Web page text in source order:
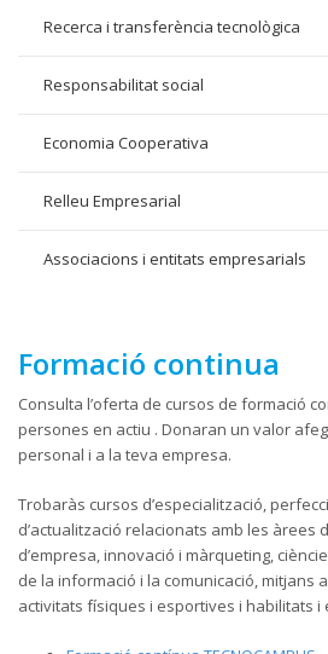
Recerca i transferència tecnològica
Responsabilitat social
Economia Cooperativa
Relleu Empresarial
Associacions i entitats empresarials
Formació continua
Consulta l’oferta de cursos de formació
persones en actiu . Donaran un valor
personal i a la teva empresa.
Trobaràs cursos d’especialització,
d’actualització relacionats amb les àrees
d’empresa, innovació i màrqueting,
de la informació i la comunicació, mitjans
activitats físiques i esportives i habilitats i